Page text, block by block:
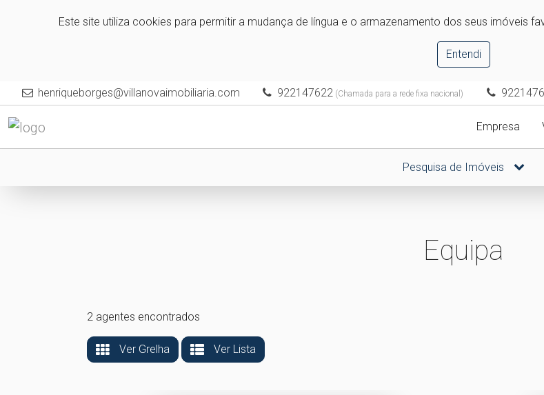
Este site utiliza cookies para permitir a mudança de língua e o armazenamento dos seus imóveis
Entendi
henriqueborges@villanovaimobiliaria.com 922147622 (Chamada para a rede fixa nacional)
Empresa
Pesquisa de Imóveis
Equipa
2 agentes encontrados
Ver Grelha Ver Lista